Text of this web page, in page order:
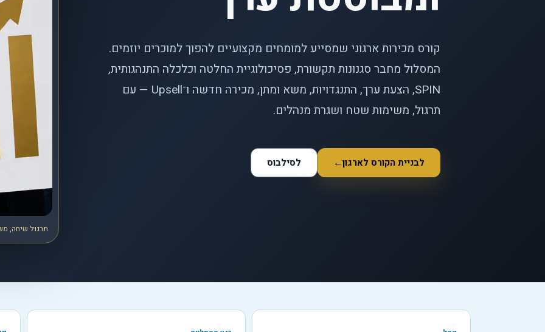
קורס מכירות ארגוני שמסייע למומחים מקצועיים להפוך למוכרים יוזמים.
המסלול מחבר סגנונות תקשורת, פסיכולוגיית החלטה וכלכלה התנהגותית,
SPIN, הצעת ערך, התנגדויות, משא ומתן, מכירה חדשה ו־Upsell — עם
תרגול, משימות שטח ושגרת מנהלים.
לבניית הקורס לארגון← לסילבוס
תרגול שיחה,